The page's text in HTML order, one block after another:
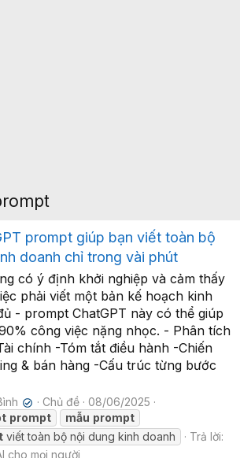
prompt giúp bạn viết toàn bộ
doanh chỉ trong vài phút
có ý định khởi nghiệp và cảm thấy
phải viết một bản kế hoạch kinh
- prompt ChatGPT này có thể giúp
công việc nặng nhọc. - Phân tích
chính -Tóm tắt điều hành -Chiến
& bán hàng -Cấu trúc từng bước
✔ Chủ đề
08/06/2025
prompt mẫu prompt
viết toàn bộ nội dung kinh doanh
Trả lời:
cho mọi người